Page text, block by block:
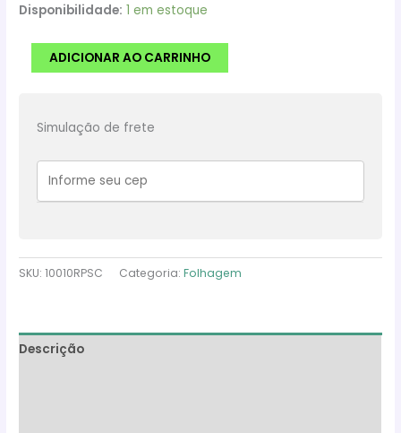
Disponibilidade: 1 em estoque
Planta
Ornamental
Puteolata
quantidade
ADICIONAR AO CARRINHO
Simulação de frete
SKU:10010RPSC Categoria:Folhagem
Descrição